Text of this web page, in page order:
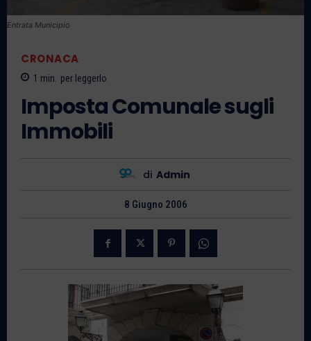
Entrata Municipio
CRONACA
1 min. per leggerlo
Imposta Comunale sugli
Immobili
di Admin
8 Giugno 2006